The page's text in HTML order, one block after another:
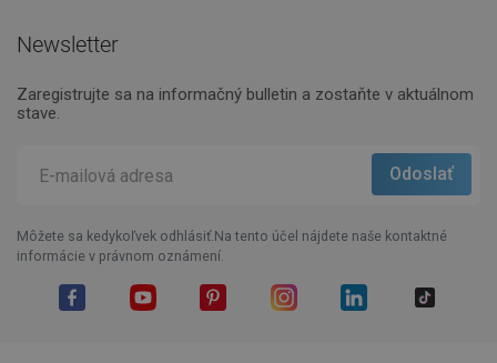
Newsletter
Zaregistrujte sa na informačný bulletin a zostaňte v aktuálnom
stave.
Môžete sa kedykoľvek odhlásiť.Na tento účel nájdete naše kontaktné
informácie v právnom oznámení.